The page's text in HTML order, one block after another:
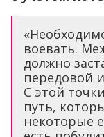
воевать.
должно
передовой
С этой
путь,
некоторые